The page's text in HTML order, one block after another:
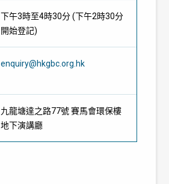
下午3時至4時30分 (下午2時30分
開始登記)
enquiry@hkgbc.org.hk
九龍塘達之路77號 賽馬會環保樓
地下演講廳